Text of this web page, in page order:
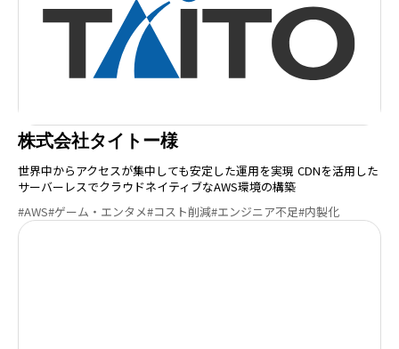
株式会社タイトー様
世界中からアクセスが集中しても安定した運用を実現 CDNを活用した
サーバーレスでクラウドネイティブなAWS環境の構築
#AWS#ゲーム・エンタメ#コスト削減#エンジニア不足#内製化